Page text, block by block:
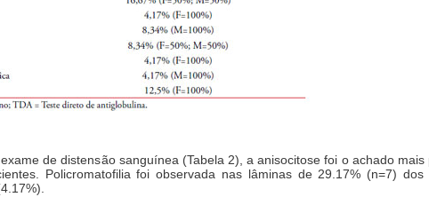
de distensão sanguínea (Tabela 2), a anisocitose foi o achado mais
Policromatofilia foi observada nas lâminas de 29.17% (n=7) dos